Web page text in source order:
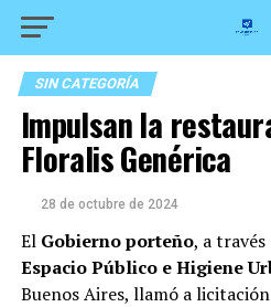
SIN CATEGORÍA
Impulsan la
Floralis Genérica
28 de octubre de 2024
El Gobierno porteño, a través
Espacio Público e Higiene
Buenos Aires, llamó a